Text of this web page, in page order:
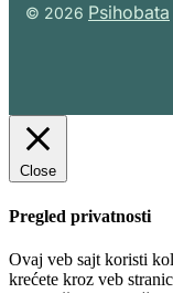
© 2026 Psihobata
Close
Pregled privatnosti
Ovaj veb sajt koristi
krećete kroz veb